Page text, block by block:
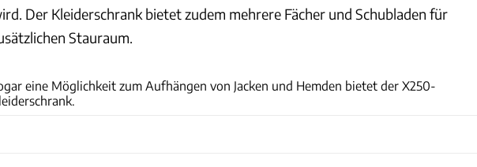
Der Kleiderschrank bietet zudem mehrere Fächer und Schubladen für
Stauraum.
eine Möglichkeit zum Aufhängen von Jacken und Hemden bietet der X250-